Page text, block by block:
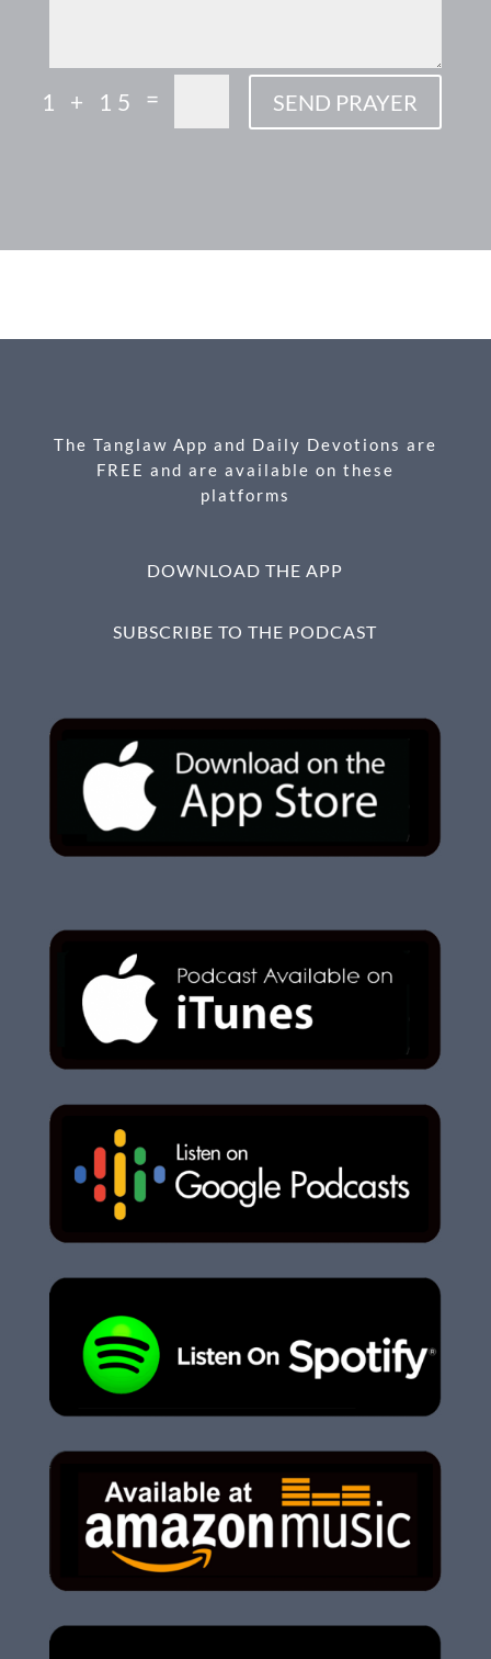
1 + 15 = SEND PRAYER
ac
b
k
es
n
m ri h
e
The Tanglaw App and Daily Devotions are
FREE and are available on these
platforms
DOWNLOAD THE APP
SUBSCRIBE TO THE PODCAST